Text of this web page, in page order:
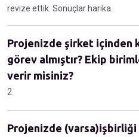
revize ettik. Sonuçlar harika.
Projenizde şirket içinden
görev almıştır? Ekip
verir misiniz?
2
Projenizde (varsa)işbirliği